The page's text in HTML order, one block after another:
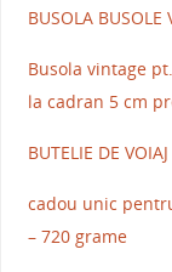
BUSOLA BUSOLE
Busola vintage
la cadran 5 cm
BUTELIE DE
cadou unic
– 720 grame